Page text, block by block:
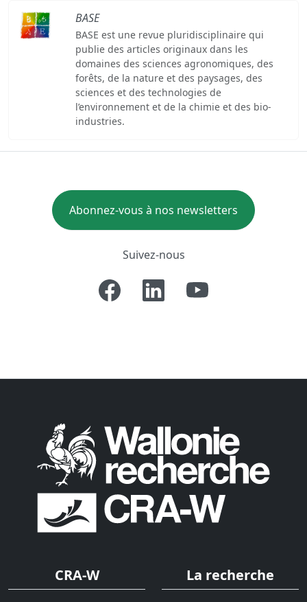
BASE
BASE est une revue pluridisciplinaire qui
publie des articles originaux dans les
domaines des sciences agronomiques, des
forêts, de la nature et des paysages, des
sciences et des technologies de
l’environnement et de la chimie et des bio-
industries.
Abonnez-vous à nos newsletters
Suivez-nous
CRA-W La recherche